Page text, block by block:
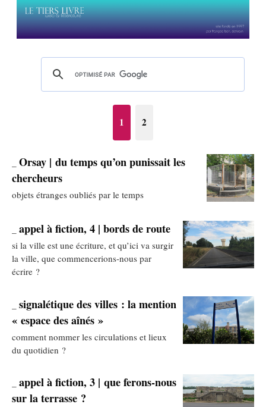
1 2
Orsay | du temps qu’on punissait les
chercheurs
objets étranges oubliés par le temps
appel à fiction, 4 | bords de route
si la ville est une écriture, et qu’ici va surgir
la ville, que commencerions-nous par
écrire ?
signalétique des villes : la mention
« espace des aînés »
comment nommer les circulations et lieux
du quotidien ?
appel à fiction, 3 | que ferons-nous
sur la terrasse ?